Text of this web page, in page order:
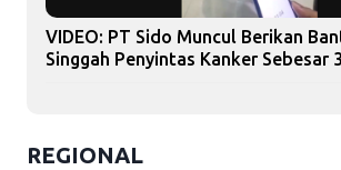
VIDEO: PT Sido Muncul Berikan
Singgah Penyintas Kanker Sebesar
REGIONAL